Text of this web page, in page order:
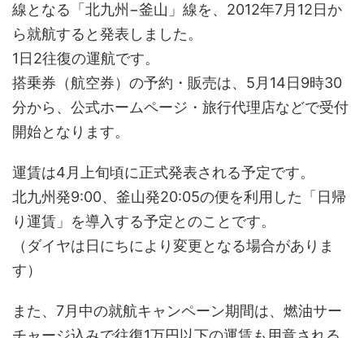
線となる「北九州−釜山」線を、2012年7月12日か
ら就航すると発表しました。
1日2往復の運航です。
搭乗券（航空券）の予約・販売は、5月14日9時30
分から、公式ホームページ・旅行代理店などで受付
開始となります。
運賃は4月上旬頃に正式発表される予定です。
北九州発9:00、釜山発20:05の便を利用した「日帰
り運賃」を導入する予定とのことです。
（ダイヤは日にちにより変更となる場合がありま
す）
また、7月中の就航キャンペーン期間は、燃油サー